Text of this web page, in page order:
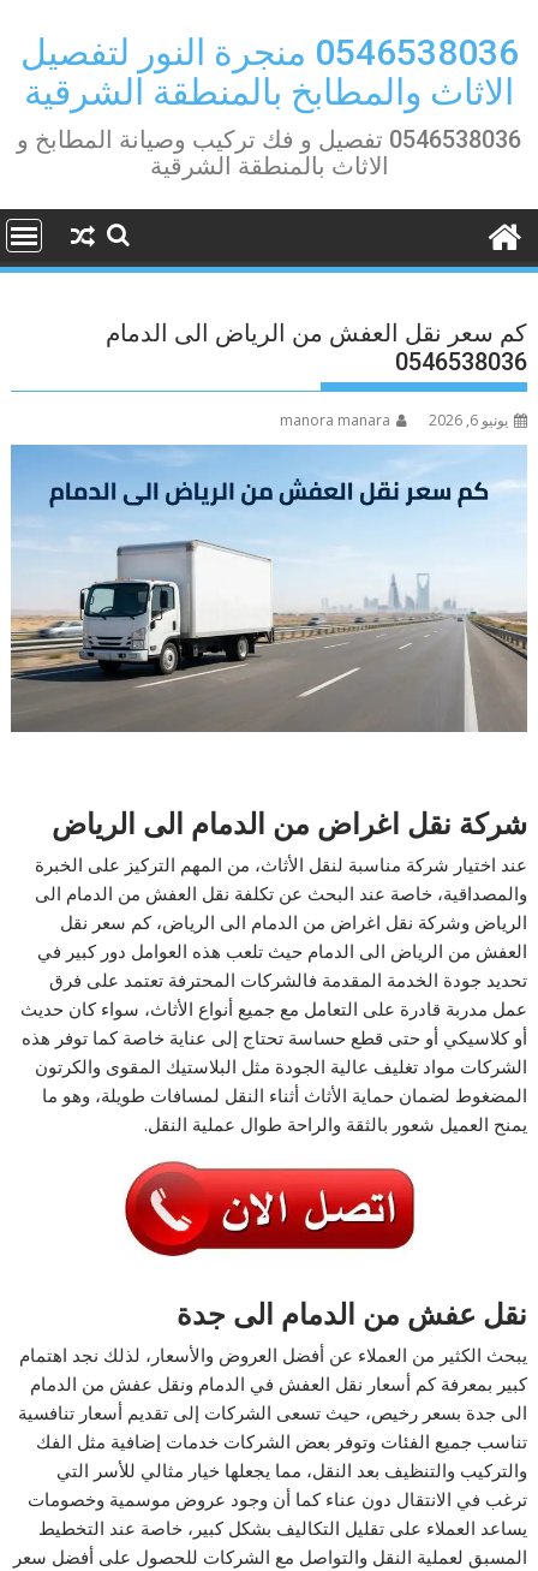
content
0546538036 منجرة النور لتفصيل
الاثاث والمطابخ بالمنطقة الشرقية
0546538036 تفصيل و فك تركيب وصيانة المطابخ و
الاثاث بالمنطقة الشرقية
كم سعر نقل العفش من الرياض الى الدمام
0546538036
يونيو 6, 2026 manora manara
شركة نقل اغراض من الدمام الى الرياض
عند اختيار شركة مناسبة لنقل الأثاث، من المهم التركيز على الخبرة
والمصداقية، خاصة عند البحث عن تكلفة نقل العفش من الدمام الى
الرياض وشركة نقل اغراض من الدمام الى الرياض، كم سعر نقل
العفش من الرياض الى الدمام حيث تلعب هذه العوامل دور كبير في
تحديد جودة الخدمة المقدمة فالشركات المحترفة تعتمد على فرق
عمل مدربة قادرة على التعامل مع جميع أنواع الأثاث، سواء كان حديث
أو كلاسيكي أو حتى قطع حساسة تحتاج إلى عناية خاصة كما توفر هذه
الشركات مواد تغليف عالية الجودة مثل البلاستيك المقوى والكرتون
المضغوط لضمان حماية الأثاث أثناء النقل لمسافات طويلة، وهو ما
يمنح العميل شعور بالثقة والراحة طوال عملية النقل.
نقل عفش من الدمام الى جدة
يبحث الكثير من العملاء عن أفضل العروض والأسعار، لذلك نجد اهتمام
كبير بمعرفة كم أسعار نقل العفش في الدمام ونقل عفش من الدمام
الى جدة بسعر رخيص، حيث تسعى الشركات إلى تقديم أسعار تنافسية
تناسب جميع الفئات وتوفر بعض الشركات خدمات إضافية مثل الفك
والتركيب والتنظيف بعد النقل، مما يجعلها خيار مثالي للأسر التي
ترغب في الانتقال دون عناء كما أن وجود عروض موسمية وخصومات
يساعد العملاء على تقليل التكاليف بشكل كبير، خاصة عند التخطيط
المسبق لعملية النقل والتواصل مع الشركات للحصول على أفضل سعر